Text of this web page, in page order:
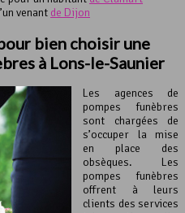
venant de Dijon
bien choisir une
à Lons-le-Saunier
Les agences de
pompes funèbres
sont chargées de
s’occuper la mise
en place des
obsèques. Les
pompes funèbres
offrent à leurs
clients des services